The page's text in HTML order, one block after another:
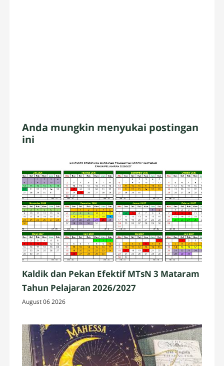
Anda mungkin menyukai postingan
ini
Kaldik dan Pekan Efektif MTsN 3 Mataram
Tahun Pelajaran 2026/2027
August 06 2026